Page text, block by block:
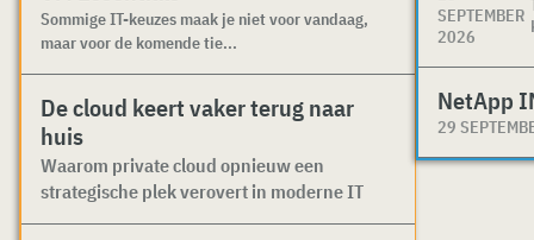
Sommige IT-keuzes maak je niet voor vandaag,
maar voor de komende tie...
De cloud keert vaker terug naar
huis
Waarom private cloud opnieuw een
strategische plek verovert in moderne IT
SEPTEMBER
2026
NetApp
29